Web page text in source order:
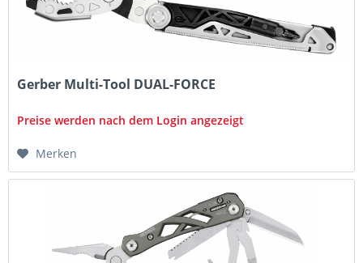
Gerber Multi-Tool DUAL-FORCE
Preise werden nach dem Login angezeigt
Merken